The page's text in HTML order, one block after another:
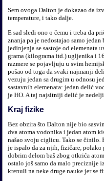
Sem ovoga Dalton je dokazao da
temperature, i tako dalje.
E sad sledi ono o čemu i treba da
znanja pa je nedostajao samo
jedinjenja se sastoje od elemenata
grama (kilograma itd.) ugljenika i
razmere se pojavljuju u svim
pošao od toga da svaki najmanji
vezuju jedan sa drugim u odnosu
sastavnih elemenata: jedan delić
je HO. A taj najsitniji delić je
Kraj fizike
Bez obzira što Dalton nije bio
dva atoma vodonika i jedan atom
našao svoju ciglicu. Tako se činilo.
je ispalo da za njih, fizičare,
dobrim delom baš zbog otkrića
ostalo još samo da malo preciznije
krenuli na neke druge nauke jer se